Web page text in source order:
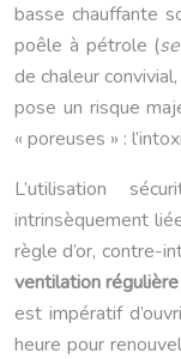
basse chauffante
poêle à pétrole (
de chaleur
pose un risque
« poreuses » :
L’utilisation
intrinsèquement
règle d’or, contre-
ventilation
est impératif
heure pour